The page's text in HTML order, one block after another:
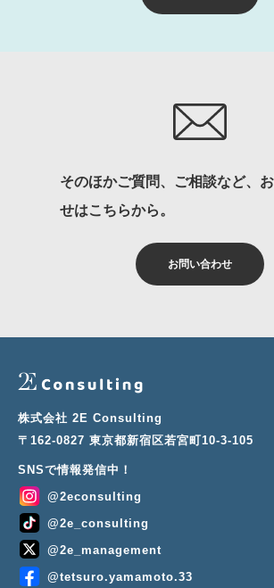
お問い合わせ
そのほかご質問、ご相談など、
せはこちらから。
株式会社 2E Consulting
〒162-0827 東京都新宿区若宮町10-3-105